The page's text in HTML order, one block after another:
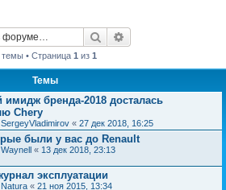
Поиск
темы • Страница 1 из 1
Темы
бренда-2018 досталась
Chery
SergeyVladimirov « 27 дек 2018, 16:25
были у вас до Renault
Waynell « 13 дек 2018, 23:13
эксплуатации
Natura « 21 ноя 2015, 13:34